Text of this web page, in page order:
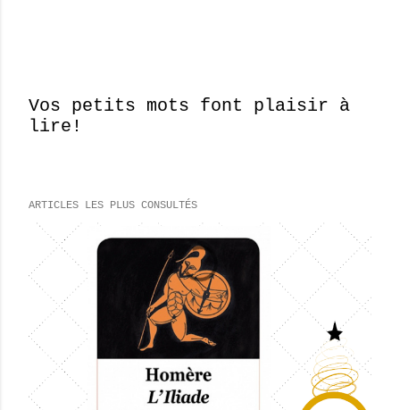
E
g
t
r
c
Vos petits mots font plaisir à
lire!
ARTICLES LES PLUS CONSULTÉS